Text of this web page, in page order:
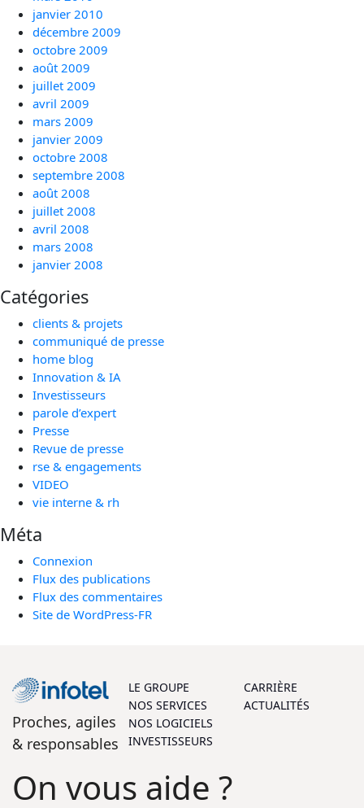
janvier 2010
décembre 2009
octobre 2009
août 2009
juillet 2009
avril 2009
mars 2009
janvier 2009
octobre 2008
septembre 2008
août 2008
juillet 2008
avril 2008
mars 2008
janvier 2008
Catégories
clients & projets
communiqué de presse
home blog
Innovation & IA
Investisseurs
parole d’expert
Presse
Revue de presse
rse & engagements
VIDEO
vie interne & rh
Méta
Connexion
Flux des publications
Flux des commentaires
Site de WordPress-FR
Proches, agiles
& responsables
LE GROUPE
NOS SERVICES
NOS LOGICIELS
INVESTISSEURS
CARRIÈRE
ACTUALITÉS
On vous aide ?